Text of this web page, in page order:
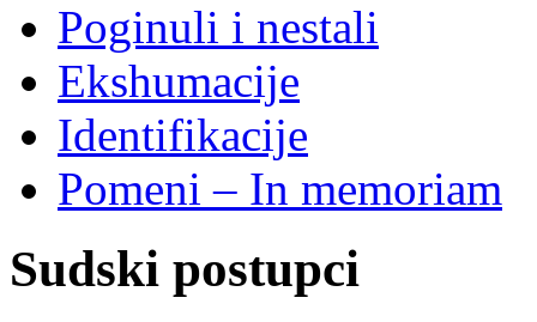
Poginuli i nestali
Ekshumacije
Identifikacije
Pomeni – In memoriam
Sudski postupci